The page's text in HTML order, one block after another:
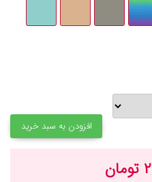
افزودن به سبد خرید